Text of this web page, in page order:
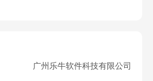
广州乐牛软件科技有限公司